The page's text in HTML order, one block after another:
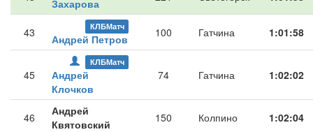
Захарова
43 КЛБМатч
Андрей Петров 100 Гатчина 1:01:58
45
КЛБМатч
Андрей
Клочков
74 Гатчина 1:02:02
46
Андрей
Квятовский
150 Колпино 1:02:04